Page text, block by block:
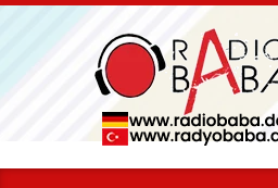
Skip
content